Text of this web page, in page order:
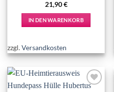
21,90€
IN DEN WARENKORB
zzgl.Versandkosten